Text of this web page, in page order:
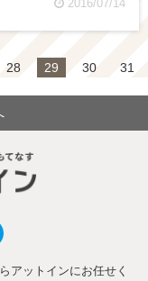
2016/07/14
28 29 30 31
アットインにお任せく